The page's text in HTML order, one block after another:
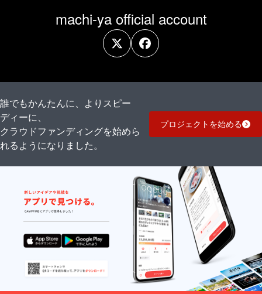
セージ
にて実
い）
※適格請
求書発
請求書
録番号
の記載
のある
インボ
場合
は、
CAMPF
IREメッ
セージ
にて実
行者に
直接お
問い合
わせく
ださ
い）
machi-ya official account
誰でもかんたんに、よりスピー
ディーに、
クラウドファンディングを始めら
れるようになりました。
プロジェクトを始める